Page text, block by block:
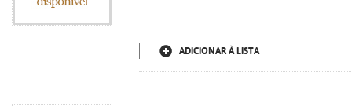
ADICIONAR À LISTA